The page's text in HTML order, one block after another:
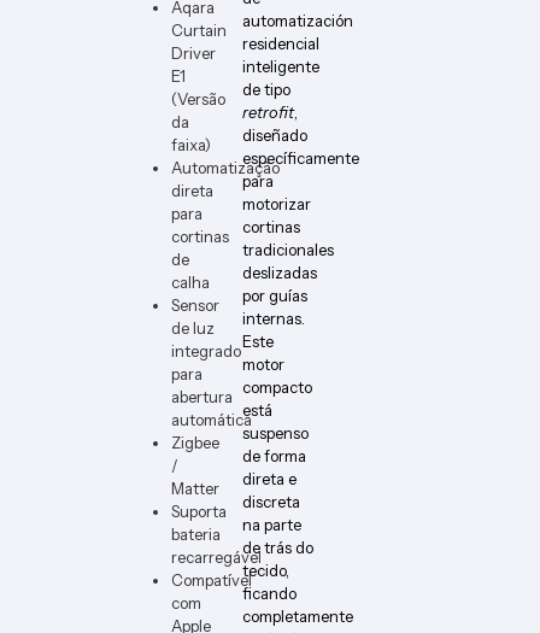
Aqara
Curtain
Driver
E1
(Versão
da
faixa)
Automatização
direta
para
cortinas
de
calha
Sensor
de luz
integrado
para
abertura
automática
Zigbee
/
Matter
Suporta
bateria
recarregável
Compatível
com
Apple
automatización
residencial
inteligente
de tipo
retrofit,
diseñado
específicamente
para
motorizar
cortinas
tradicionales
deslizadas
por guías
internas.
Este
motor
compacto
está
suspenso
de forma
direta e
discreta
na parte
de trás do
tecido,
ficando
completamente